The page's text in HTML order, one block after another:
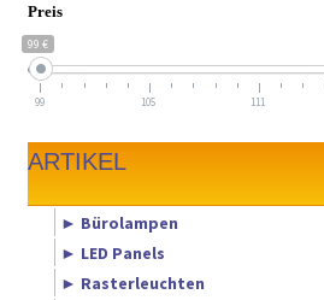
Preis
99 €
99 105 111
ARTIKEL
► Bürolampen
► LED Panels
► Rasterleuchten